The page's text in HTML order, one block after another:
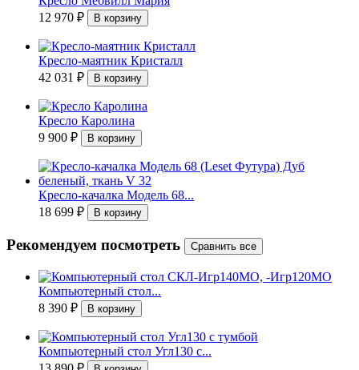
12 970 ₽
Кресло-маятник Кристалл
42 031 ₽
Кресло Каролина
9 900 ₽
Кресло-качалка Модель 68...
18 699 ₽
Рекомендуем посмотреть
Компьютерный стол...
8 390 ₽
Компьютерный стол Угл130 с...
₽